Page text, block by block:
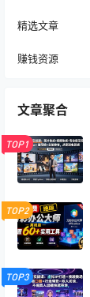
精选文章
赚钱资源
文章聚合
TOP1
TOP2
TOP3